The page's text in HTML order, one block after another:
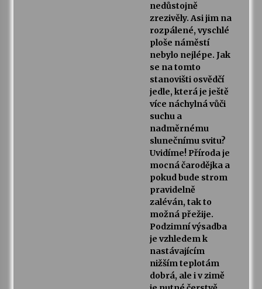
nedůstojně
zrezivěly. Asi jim na
rozpálené, vyschlé
ploše náměstí
nebylo nejlépe. Jak
se na tomto
stanovišti osvědčí
jedle, která je ještě
více náchylná vůči
suchu a
nadměrnému
slunečnímu svitu?
Uvidíme! Příroda je
mocná čarodějka a
pokud bude strom
pravidelně
zaléván, tak to
možná přežije.
Podzimní výsadba
je vzhledem k
nastávajícím
nižším teplotám
dobrá, ale i v zimě